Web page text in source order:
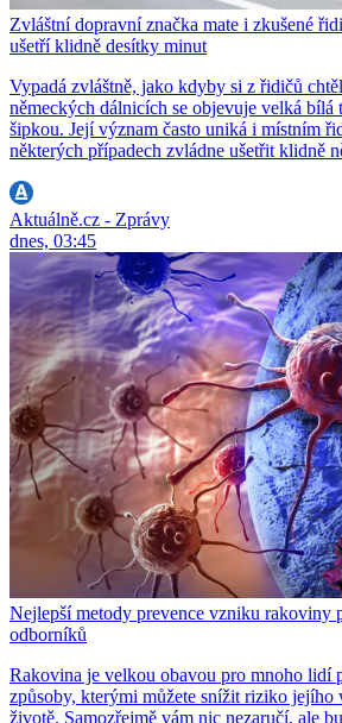
Zvláštní dopravní značka mate i zkušené
ušetří klidně desítky minut
Vypadá zvláštně, jako kdyby si z řidičů
německých dálnicích se objevuje velká bílá
šipkou. Její význam často uniká i místním
některých případech zvládne ušetřit klidně
Aktuálně.cz - Zprávy
dnes, 03:45
Nejlepší metody prevence vzniku rakoviny
odborníků
Rakovina je velkou obavou pro mnoho lidí
způsoby, kterými můžete snížit riziko jejího
životě. Samozřejmě vám nic nezaručí, ale